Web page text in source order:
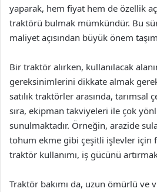
yaparak, hem fiyat hem de özellik
traktörü bulmak mümkündür. Bu
maliyet açısından büyük önem
Bir traktör alırken, kullanılacak
gereksinimlerini dikkate almak
satılık traktörler arasında, tarımsal
sıra, ekipman takviyeleri ile çok
sunulmaktadır. Örneğin, arazide
tohum ekme gibi çeşitli işlevler için
traktör kullanımı, iş gücünü
Traktör bakımı da, uzun ömürlü ve